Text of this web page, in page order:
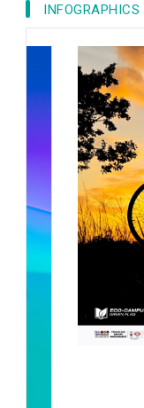
INFOGRAPHICS